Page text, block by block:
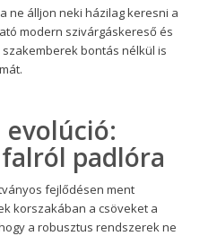
ne álljon neki házilag keresni a
modern szivárgáskereső és
bontás nélkül is
padlóra
fejlődésen ment
korszakában a csöveket a
a robusztus rendszerek ne